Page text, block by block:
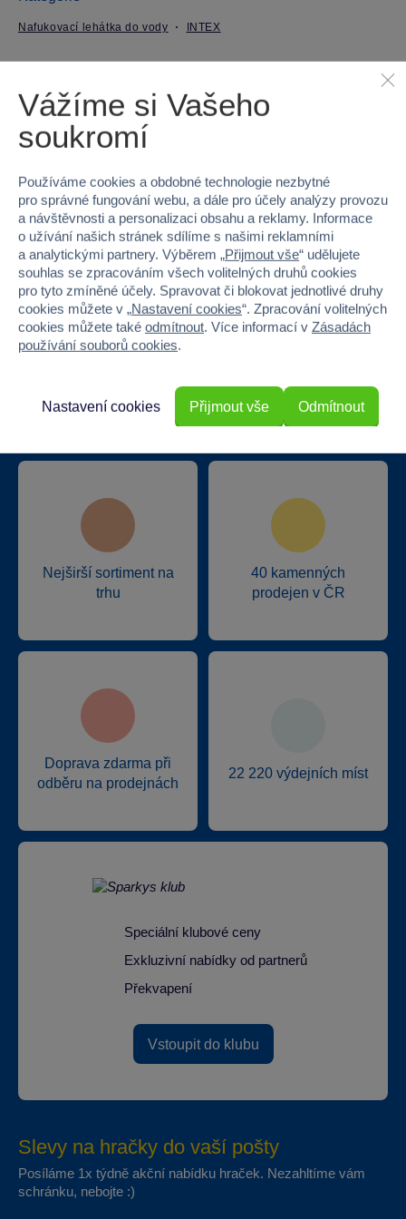
Nafukovací lehátka do vody INTEX
Značka INTEX
Věk od 6
Pohlaví HOLKA, KLUK
Hmotnost v gramech 436
Nejširší sortiment na
trhu
40 kamenných
prodejen v ČR
Doprava zdarma při
odběru na prodejnách
22 220 výdejních míst
Speciální klubové ceny
Exkluzivní nabídky od partnerů
Překvapení
Vstoupit do klubu
Slevy na hračky do vaší pošty
Posíláme 1x týdně akční nabídku hraček. Nezahltíme vám
schránku, nebojte :)
Vážíme si Vašeho
soukromí
Používáme cookies a obdobné technologie nezbytné
pro správné fungování webu, a dále pro účely analýzy provozu
a návštěvnosti a personalizaci obsahu a reklamy. Informace
o užívání našich stránek sdílíme s našimi reklamními
a analytickými partnery. Výběrem „Přijmout vše“ udělujete
souhlas se zpracováním všech volitelných druhů cookies
pro tyto zmíněné účely. Spravovat či blokovat jednotlivé druhy
cookies můžete v „Nastavení cookies“. Zpracování volitelných
cookies můžete také odmítnout. Více informací v Zásadách
používání souborů cookies.
Odmítnout
Nastavení cookies Přijmout vše